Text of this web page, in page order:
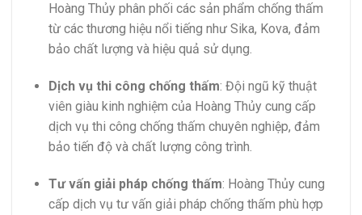
Hoàng Thủy phân phối các sản phẩm chống thấm
từ các thương hiệu nổi tiếng như Sika, Kova, đảm
bảo chất lượng và hiệu quả sử dụng.
Dịch vụ thi công chống thấm: Đội ngũ kỹ thuật
viên giàu kinh nghiệm của Hoàng Thủy cung cấp
dịch vụ thi công chống thấm chuyên nghiệp, đảm
bảo tiến độ và chất lượng công trình.
Tư vấn giải pháp chống thấm: Hoàng Thủy cung
cấp dịch vụ tư vấn giải pháp chống thấm phù hợp